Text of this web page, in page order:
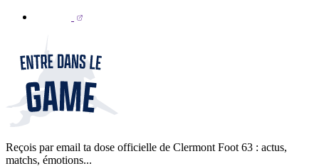
Reçois par email ta dose officielle de Clermont Foot 63 : actus,
matchs, émotions...